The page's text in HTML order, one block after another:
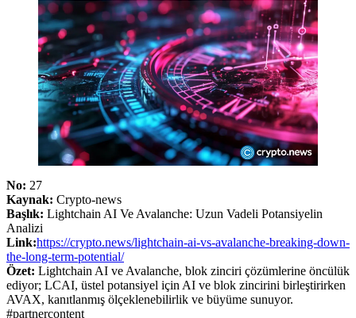
No: 27
Kaynak: Crypto-news
Başlık: Lightchain AI Ve Avalanche: Uzun Vadeli Potansiyelin
Analizi
Link:https://crypto.news/lightchain-ai-vs-avalanche-breaking-down-
the-long-term-potential/
Özet: Lightchain AI ve Avalanche, blok zinciri çözümlerine öncülük
ediyor; LCAI, üstel potansiyel için AI ve blok zincirini birleştirirken
AVAX, kanıtlanmış ölçeklenebilirlik ve büyüme sunuyor.
#partnercontent